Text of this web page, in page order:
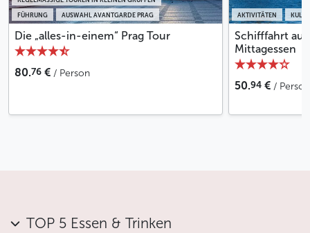
FÜHRUNG AUSWAHL AVANTGARDE PRAG
Die „alles-in-einem“ Prag Tour
80.76 € / Person
AKTIVITÄTEN
Schifffahrt
Mittagessen
50.94 € / Person
TOP 5 Essen & Trinken